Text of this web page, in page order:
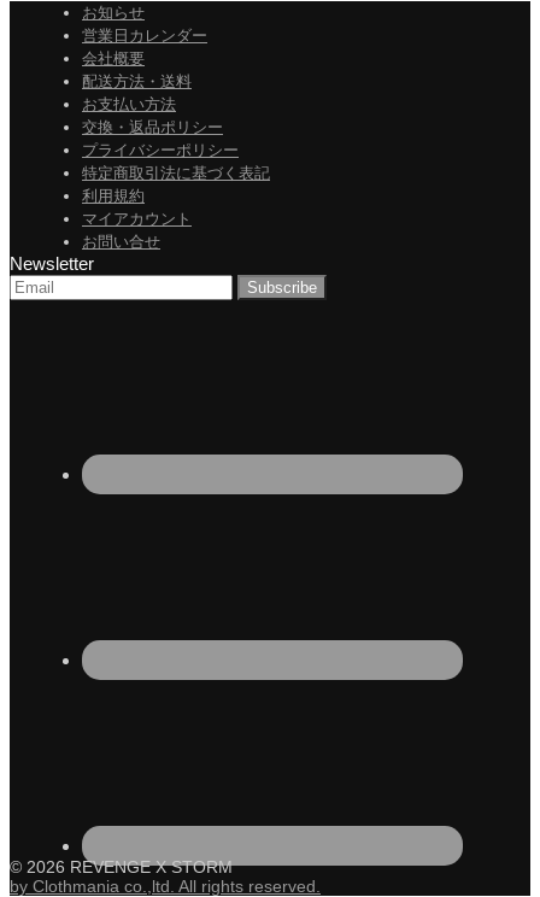
お知らせ
営業日カレンダー
会社概要
配送方法・送料
お支払い方法
交換・返品ポリシー
プライバシーポリシー
特定商取引法に基づく表記
利用規約
マイアカウント
お問い合せ
Newsletter
© 2026 REVENGE X STORM
by Clothmania co.,ltd. All rights reserved.